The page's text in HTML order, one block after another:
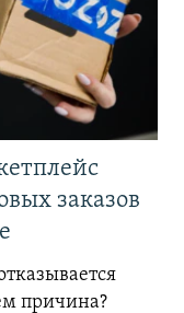
заказов
причина?